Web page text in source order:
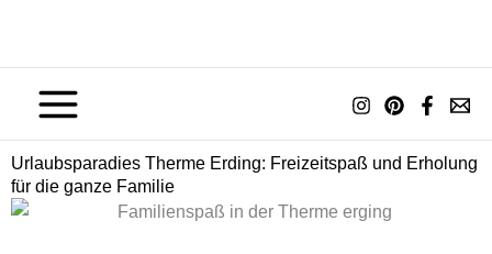
springen
Urlaubsparadies Therme Erding: Freizeitspaß und Erholung
für die ganze Familie